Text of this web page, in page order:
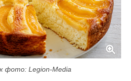
фото: Legion-Media